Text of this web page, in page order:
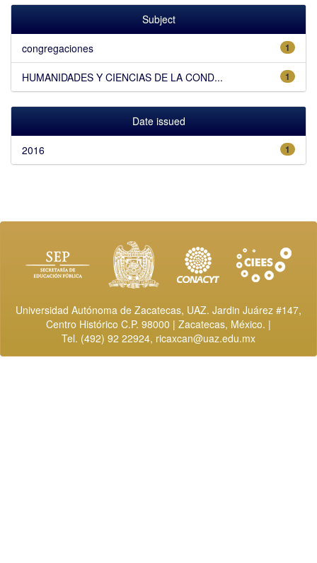
Subject
1
congregaciones
1
HUMANIDADES Y CIENCIAS DE LA COND...
Date issued
1
2016
Universidad Autónoma de Zacatecas, UAZ. Jardin Juárez #147,
Centro Histórico C.P. 98000 | Zacatecas, México. |
Tel. (492) 92 22924, ricaxcan@uaz.edu.mx